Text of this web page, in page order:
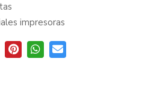
impresoras